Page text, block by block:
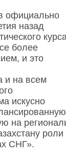
официально
назад
более
и это
и на всем
искусно
на
роли
СНГ».